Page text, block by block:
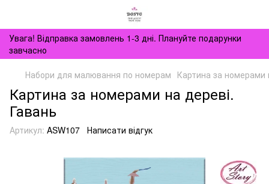
Увага! Відправка замовлень 1-3 дні. Плануйте подарунки
завчасно
Набори для малювання по номерам Картина за номерами
Картина за номерами на дереві.
Гавань
Артикул: ASW107 Написати відгук